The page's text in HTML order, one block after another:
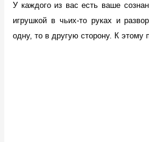
У каждого из вас есть ваше
игрушкой в чьих-то руках и
одну, то в другую сторону. К этому